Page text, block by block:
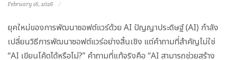
February 16, 2026
ยุคใหม่ของการพัฒนาซอฟต์แวร์ด้วย AI ปัญญาประดิษฐ์ (AI) กำลัง
เปลี่ยนวิธีการพัฒนาซอฟต์แวร์อย่างสิ้นเชิง แต่คำถามที่สำคัญไม่ใช่
“AI เขียนโค้ดได้หรือไม่?” คำถามที่แท้จริงคือ “AI สามารถช่วยสร้าง